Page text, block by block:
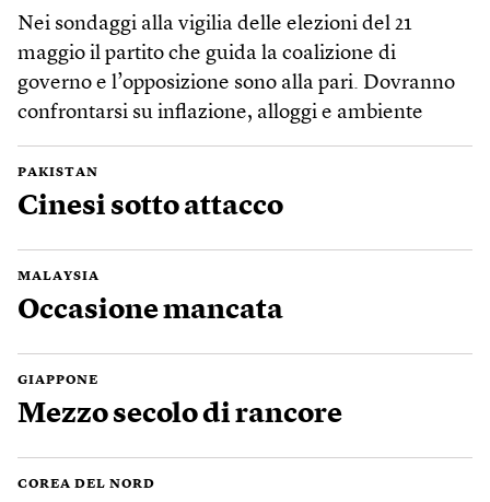
Nei sondaggi alla vigilia delle elezioni del 21
maggio il partito che guida la coalizione di
governo e l’opposizione sono alla pari. Dovranno
confrontarsi su inflazione, alloggi e ambiente
PAKISTAN
Cinesi sotto attacco
MALAYSIA
Occasione mancata
GIAPPONE
Mezzo secolo di rancore
COREA DEL NORD